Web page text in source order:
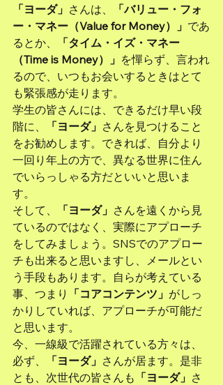
「ヨーダ」 さんは、
「バリュー・フォ
ー・マネー（Value for Money）」 であ
るとか、
「タイム・イズ・マネー
（Time is Money）」 を憚らず、言われ
るので、いつもお会いするときはとて
も緊張感が走ります。
学生の皆さんには、できるだけ早い段
階に、
「ヨーダ」 さんを見つけること
をお勧めします。できれば、自分より
一回り年上の方で、異なる世界に住ん
でいらっしゃる方だといいと思いま
す。
そして、
「ヨーダ」 さんを遠くから見
ているのではなく、実際にアプローチ
をしてみましょう。SNSでのアプロー
チも出来ると思いますし、メールとい
う手段もあります。自らが考えている
事、つまり
「コアコンテンツ」 がしっ
かりしていれば、アプローチが可能だ
と思います。
今、一線級で活躍されている方々は、
必ず、
「ヨーダ」 さんが居ます。是非
とも、次世代の皆さんも 「ヨーダ」 さ